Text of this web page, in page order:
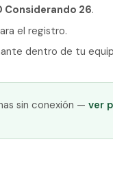
Considerando 26.
el registro.
dentro de tu
sin conexión — ver